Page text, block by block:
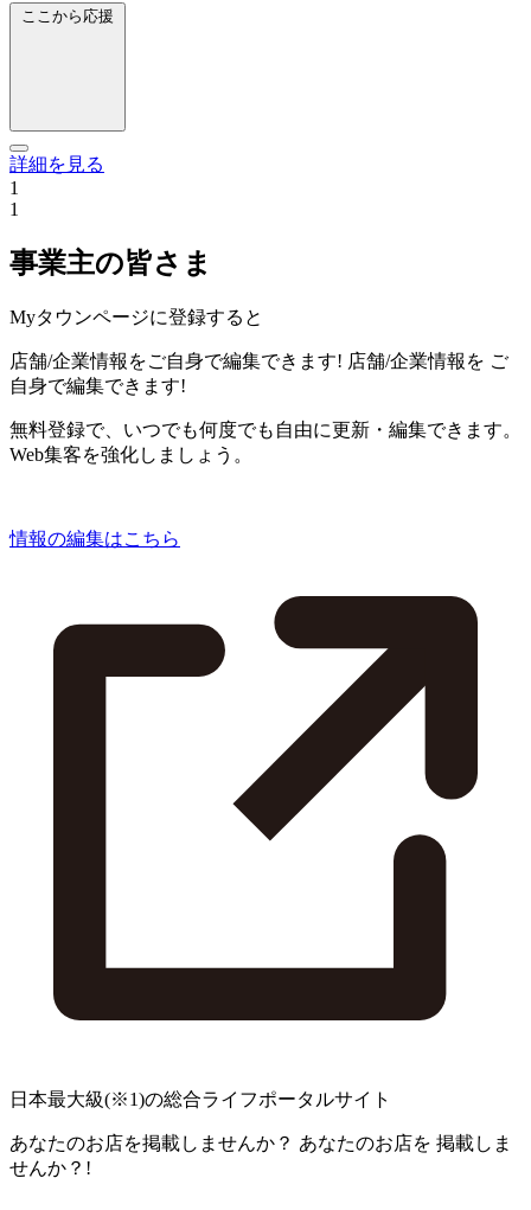
ここから応援
詳細を見る
1
1
事業主の皆さま
Myタウンページに登録すると
店舗/企業情報をご自身で編集できます! 店舗/企業情報を ご
自身で編集できます!
無料登録で、いつでも何度でも自由に更新・編集できます。
Web集客を強化しましょう。
情報の編集はこちら
日本最大級(※1)の総合ライフポータルサイト
あなたのお店を掲載しませんか？ あなたのお店を 掲載しま
せんか？!